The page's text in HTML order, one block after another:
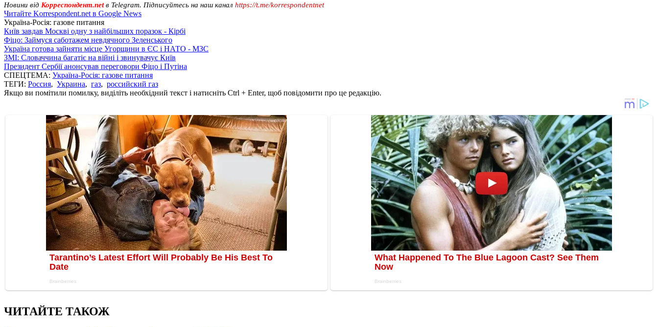
Новини від Корреспондент.netв Telegram. Підписуйтесь на наш канал https://t.me/korrespondentnet
Читайте Korrespondent.net в Google News
Україна-Росія: газове питання
Київ завдав Москві одну з найбільших поразок - Кірбі
Фіцо: Займуся саботажем невдячного Зеленського
Україна готова зайняти місце Угорщини в ЄС і НАТО - МЗС
ЗМІ: Словаччина багатіє на війні і звинувачує Київ
Президент Сербії анонсував переговори Фіцо і Путіна
СПЕЦТЕМА: Україна-Росія: газове питання
ТЕГИ: Россия, Украина, газ, российский газ
Якщо ви помітили помилку, виділіть необхідний текст і натисніть Ctrl + Enter, щоб повідомити про це редакцію.
ЧИТАЙТЕ ТАКОЖ